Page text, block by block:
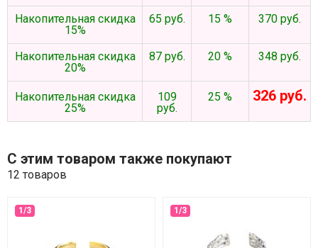
Накопительная скидка
15%
65 руб. 15 % 370 руб.
Накопительная скидка
20%
87 руб. 20 % 348 руб.
Накопительная скидка
25%
109
руб.
25 % 326 руб.
С этим товаром также покупают
12 товаров